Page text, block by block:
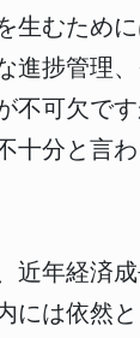
生むため
進捗管理
不可欠で
十分と言
近年経済
には依然